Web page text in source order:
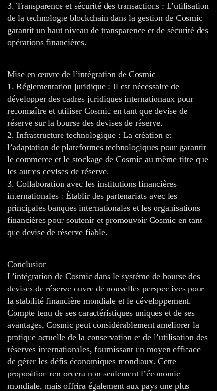
3. Transparence et sécurité des transactions : L’utilisation
de la technologie blockchain dans la gestion de Cosmic
garantit un haut niveau de transparence et de sécurité des
opérations financières.
Mise en œuvre de l’intégration de Cosmic
1. Réglementation juridique : Il est nécessaire de
développer des cadres juridiques internationaux pour
reconnaître et utiliser Cosmic en tant que devise de
réserve sur la bourse des devises de réserve.
2. Infrastructure technologique : La création et
l’adaptation de plateformes technologiques pour garantir
le commerce et le stockage de Cosmic au même titre que
les autres devises de réserve.
3. Collaboration avec les institutions financières
internationales : Établir des partenariats avec les
principales banques internationales et les organisations
financières pour soutenir et promouvoir Cosmic en tant
que devise de réserve fiable.
Conclusion
L’intégration de Cosmic dans le système de bourse des
devises de réserve ouvre de nouvelles perspectives pour
la stabilité financière mondiale et le développement.
Compte tenu de ses caractéristiques uniques et de ses
avantages, Cosmic peut considérablement améliorer la
pratique actuelle de la conservation et de l’utilisation des
réserves internationales, fournissant un moyen efficace
de gérer les défis économiques mondiaux. Cette
proposition renforcera non seulement l’économie
mondiale, mais offrira également aux pays une plus